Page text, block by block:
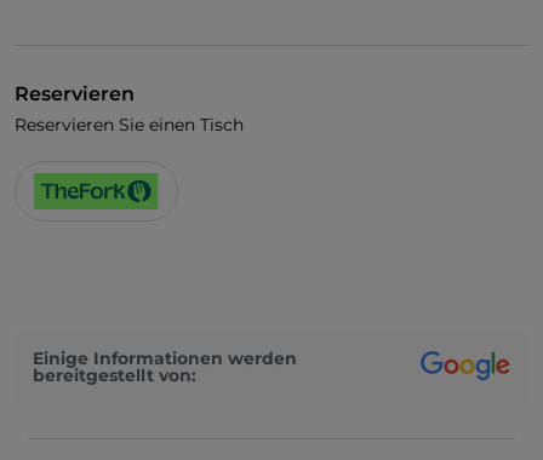
Reservieren
Reservieren Sie einen Tisch
Einige Informationen werden
bereitgestellt von: